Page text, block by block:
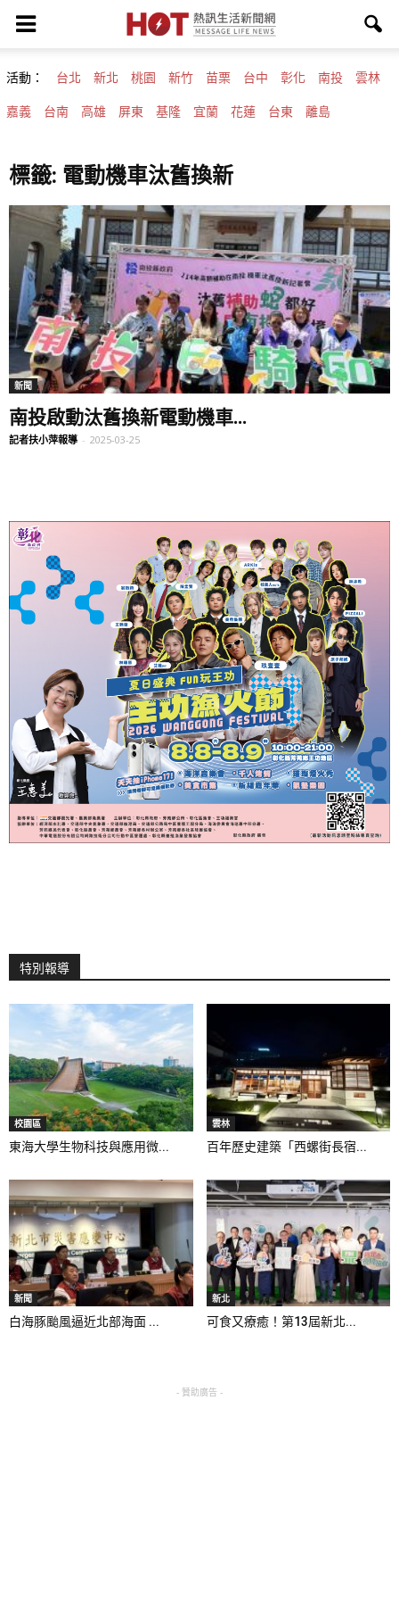
活動： 台北 新北 桃園 新竹 苗栗 台中 彰化 南投 雲林
嘉義 台南 高雄 屏東 基隆 宜蘭 花蓮 台東 離島
標籤: 電動機車汰舊換新
新聞
南投啟動汰舊換新電動機車...
記者扶小萍報導 - 2025-03-25
特別報導
校園區
東海大學生物科技與應用微...
雲林
百年歷史建築「西螺街長宿...
新聞
白海豚颱風逼近北部海面 ...
新北
可食又療癒！第13屆新北...
- 贊助廣告 -